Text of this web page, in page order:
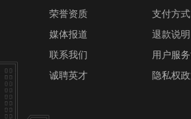
荣誉资质
媒体报道
联系我们
诚聘英才
支付方式
退款说明
用户服
隐私权